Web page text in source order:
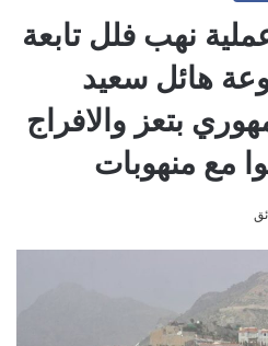
نهب فلل تابعة
هائل سعيد
بتعز والافراج
مع منهوبات